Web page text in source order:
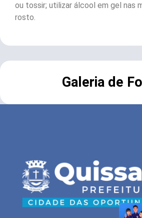
ou tossir; utilizar álcool em gel nas
rosto.
Galeria de